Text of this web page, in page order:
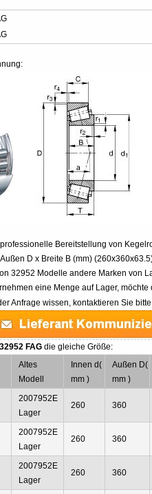
Bereitstellung von
D x Breite B (mm)
32952 Modelle andere Marken von
eine Menge auf Lager,
Anfrage wissen, kontaktieren Sie
FAG die gleiche Größe:
Altes
Modell
Innen d(
mm )
Außen D(
mm )
2007952E
Lager
260 360
2007952E
Lager
260 360
2007952E
Lager
260 360